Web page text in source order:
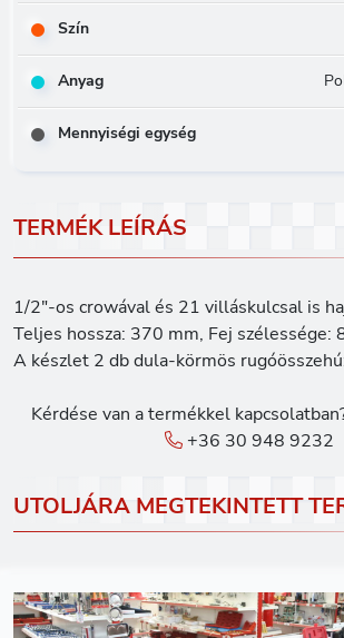
TERMÉK LEÍRÁS
1/2"-os crowával és 21 villáskulcsal is
Teljes hossza: 370 mm, Fej szélessége:
A készlet 2 db dula-körmös
Kérdése van a termékkel
+36 30 948 9232
Szín
Anyag
Mennyiségi egység
UTOLJÁRA MEGTEKINTETT